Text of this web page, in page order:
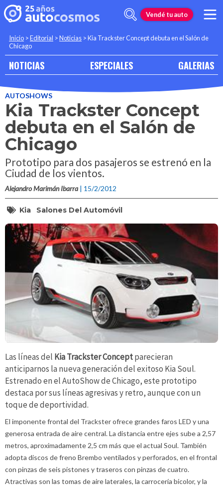
Vendé tu auto
Inicio >Editorial >Noticias >Kia Trackster Concept debuta en el Salón de
Chicago
NOTICIAS ESPECIALES GALERIAS
AUTOSHOWS
Kia Trackster Concept
debuta en el Salón de
Chicago
Prototipo para dos pasajeros se estrenó en la
Ciudad de los vientos.
Alejandro Marimán Ibarra | 15/2/2012
Kia Salones Del Automóvil
Las líneas del Kia Trackster Conceptparecieran
anticiparnos la nueva generación del exitoso Kia Soul.
Estrenado en el AutoShow de Chicago, este prototipo
destaca por sus líneas agresivas y retro, aunque con un
toque de deportividad.
El imponente frontal del Trackster ofrece grandes faros LED y una
generosa entrada de aire central. La distancia entre ejes sube a 2,57
metros, aproximadamente 2,5 cm más que el actual Soul. También
adopta discos de freno Brembo ventilados y perforados, en el frontal
con pinzas de seis pistones y traseros con pinzas de cuatro.
Atractivas son las tomas de aire laterales, la carrocería bicolor, y la